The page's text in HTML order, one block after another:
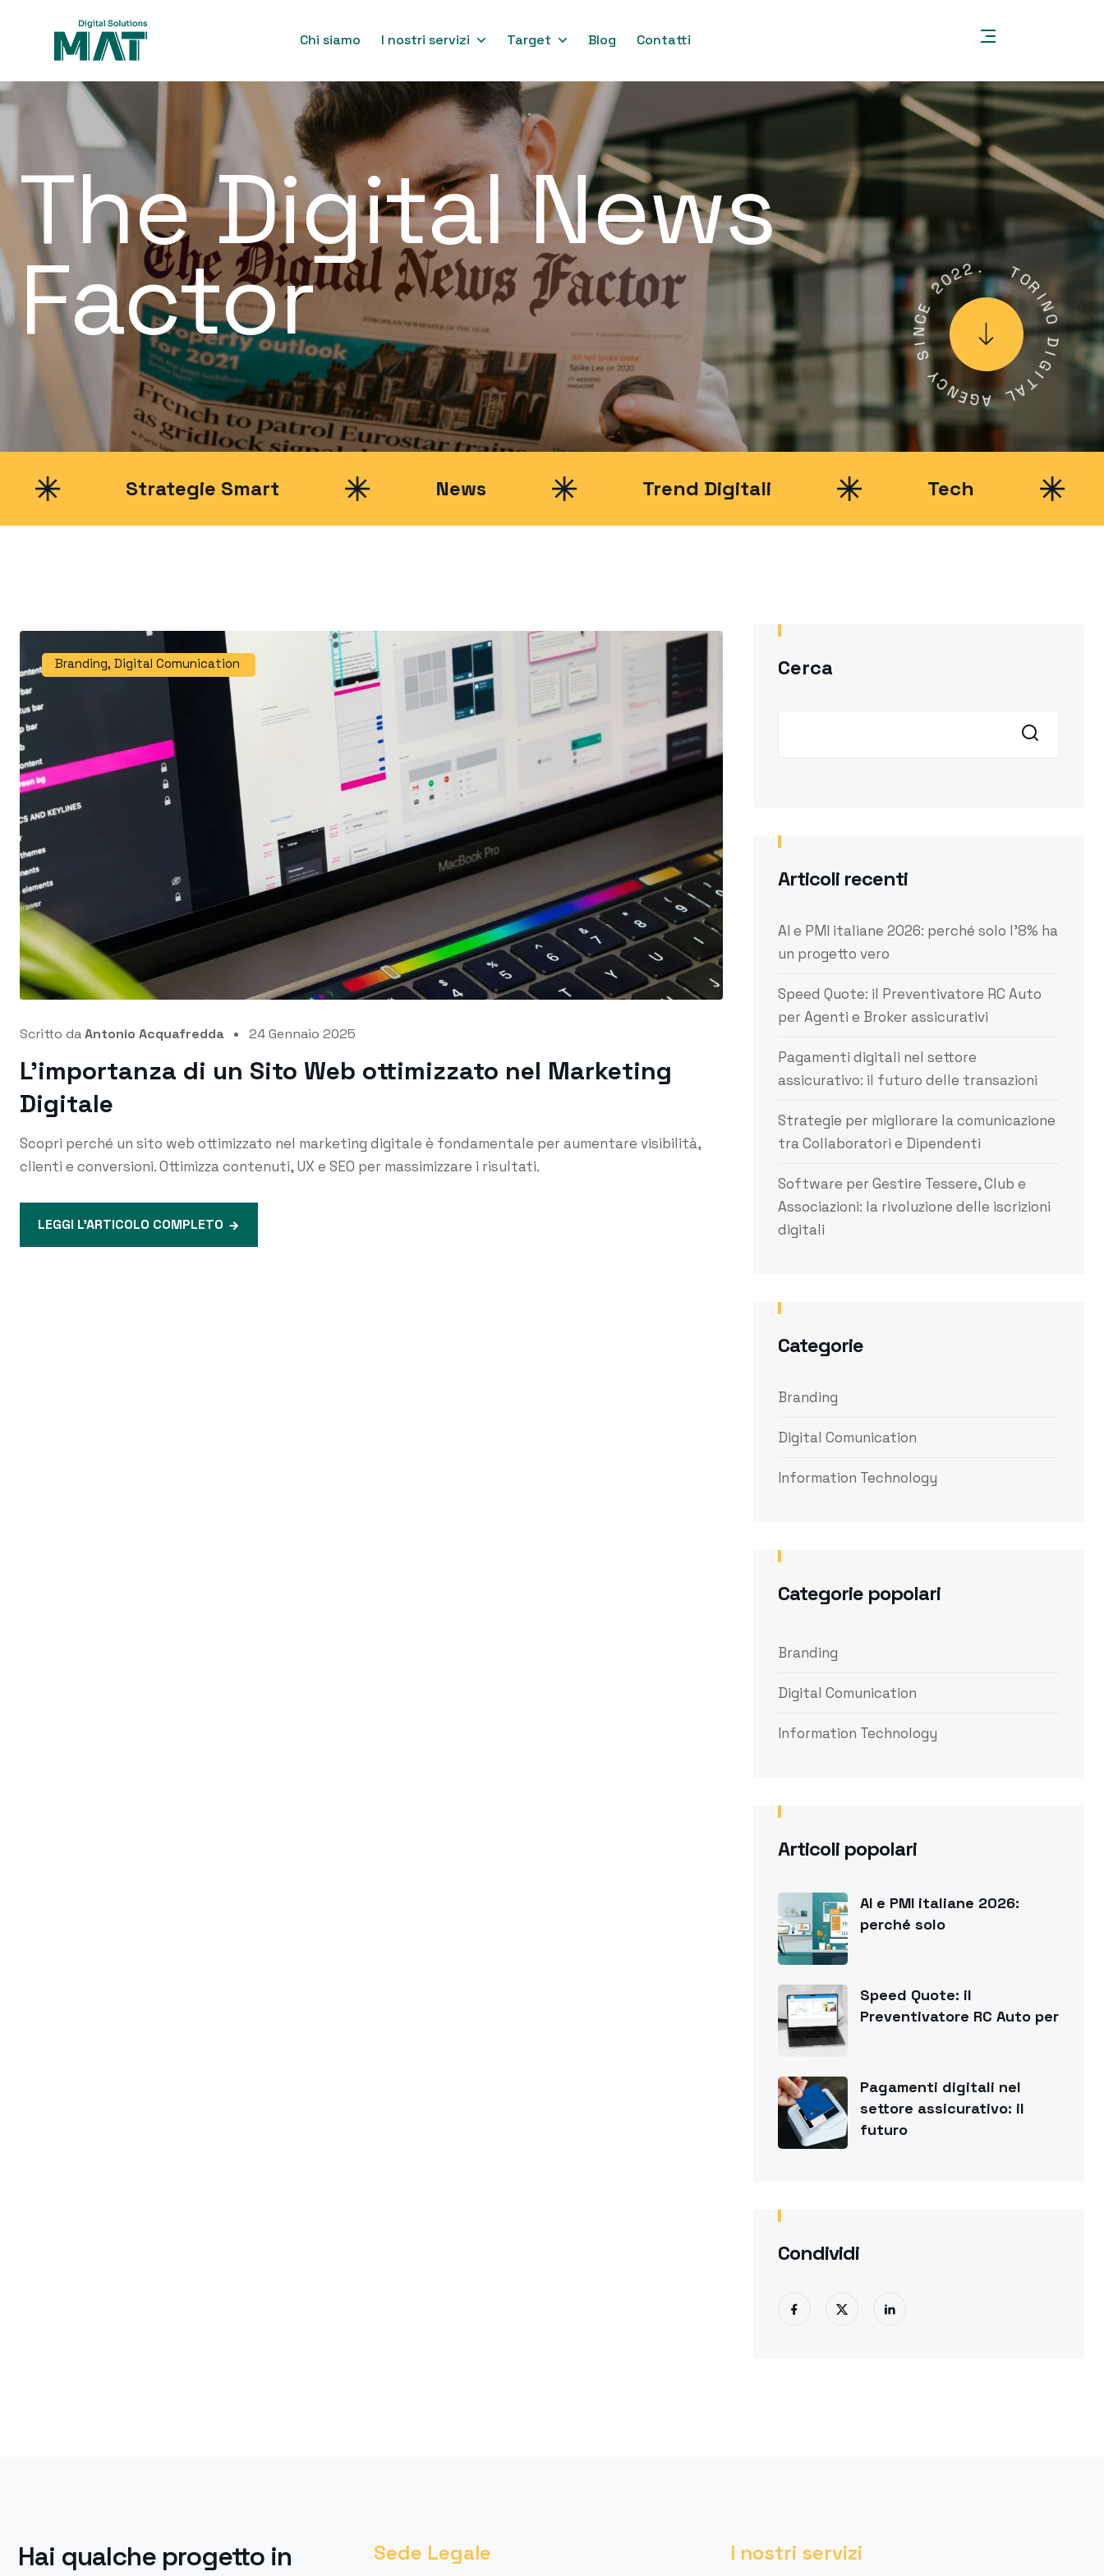
Chi siamo I nostri servizi Target Blog Contatti
The Digital News
Factor T
O
R
N
O
D
I
G
I
T
A
L
A
G
E
N
C
Y
S
I
N
CE
2022.
Strategie Smart News Trend Digitali Tech
Branding, Digital Comunication
Scritto daAntonio Acquafredda 24 Gennaio 2025
L’importanza di un Sito Web ottimizzato nel Marketing
Digitale
Scopri perché un sito web ottimizzato nel marketing digitale è fondamentale per aumentare visibilità,
clienti e conversioni. Ottimizza contenuti, UX e SEO per massimizzare i risultati.
LEGGI L'ARTICOLO COMPLETO
Cerca
Articoli recenti
AI e PMI italiane 2026: perché solo l’8% ha
un progetto vero
Speed Quote: il Preventivatore RC Auto
per Agenti e Broker assicurativi
Pagamenti digitali nel settore
assicurativo: il futuro delle transazioni
Strategie per migliorare la comunicazione
tra Collaboratori e Dipendenti
Software per Gestire Tessere, Club e
Associazioni: la rivoluzione delle iscrizioni
digitali
Categorie
Branding
Digital Comunication
Information Technology
Categorie popolari
Branding
Digital Comunication
Information Technology
Articoli popolari
AI e PMI italiane 2026:
perché solo
Speed Quote: il
Preventivatore RC Auto per
Pagamenti digitali nel
settore assicurativo: il
futuro
Condividi
Hai qualche progetto in
Sede Legale I nostri servizi